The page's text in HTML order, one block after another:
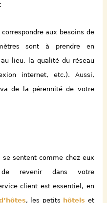
aux besoins de
sont à prendre en
lieu, la qualité du réseau
internet, etc.). Aussi,
de la pérennité de votre
se sentent comme chez eux
revenir dans votre
client est essentiel, en
, les petits hôtels et